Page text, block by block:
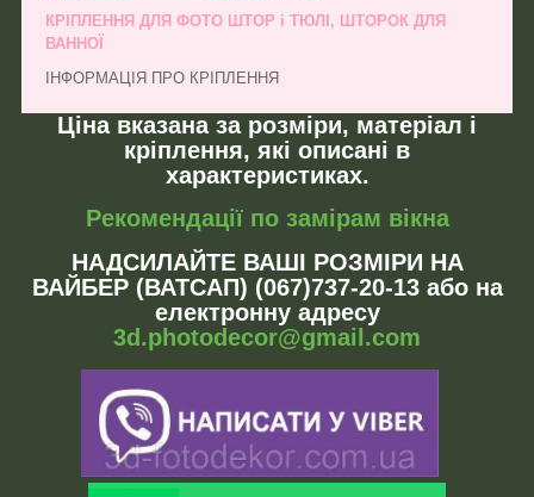
КРІПЛЕННЯ ДЛЯ ФОТО ШТОР і ТЮЛІ, ШТОРОК ДЛЯ
ВАННОЇ
ІНФОРМАЦІЯ ПРО КРІПЛЕННЯ
Ціна вказана за розміри, матеріал і
кріплення, які описані в
характеристиках.
Рекомендації по замірам вікна
НАДСИЛАЙТЕ ВАШІ РОЗМІРИ НА
ВАЙБЕР (ВАТСАП) (067)737-20-13 або на
електронну адресу
3d.photodecor@gmail.com